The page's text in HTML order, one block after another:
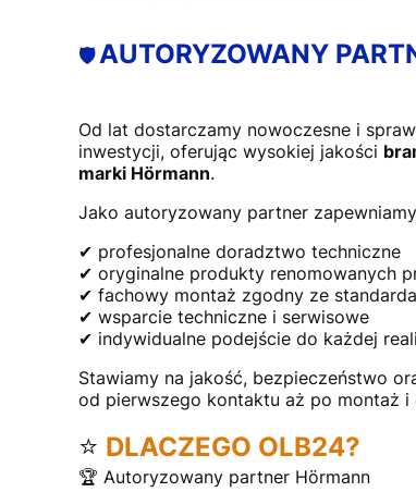
🛡️AUTORYZOWANY
Od lat dostarczamy nowoczesne i
inwestycji, oferując wysokiej jakości
marki Hörmann.
Jako autoryzowany partner
✔ profesjonalne doradztwo techniczne
✔ oryginalne produkty renomowanych
✔ fachowy montaż zgodny ze
✔ wsparcie techniczne i serwisowe
✔ indywidualne podejście do każdej
Stawiamy na jakość, bezpieczeństwo
od pierwszego kontaktu aż po montaż i
⭐ DLACZEGO OLB24?
🏆 Autoryzowany partner Hörmann